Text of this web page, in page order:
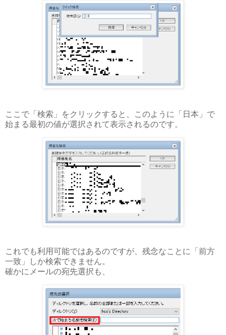
ここで「検索」をクリックすると、このように「日本」で
始まる最初の値が選択されて表示されるのです。
これでも利用可能ではあるのですが、残念なことに「前方
一致」しか検索できません。
確かにメールの宛先選択も、